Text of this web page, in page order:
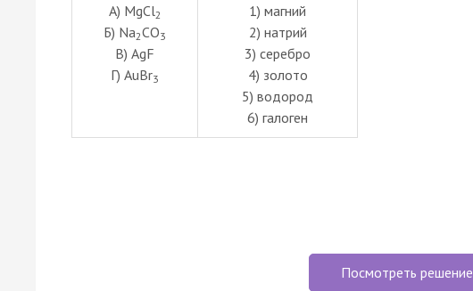
А) MgCl2
Б) Na2CO3
В) AgF
Г) AuBr3
1) магний
2) натрий
3) серебро
4) золото
5) водород
6) галоген
Посмотреть решение